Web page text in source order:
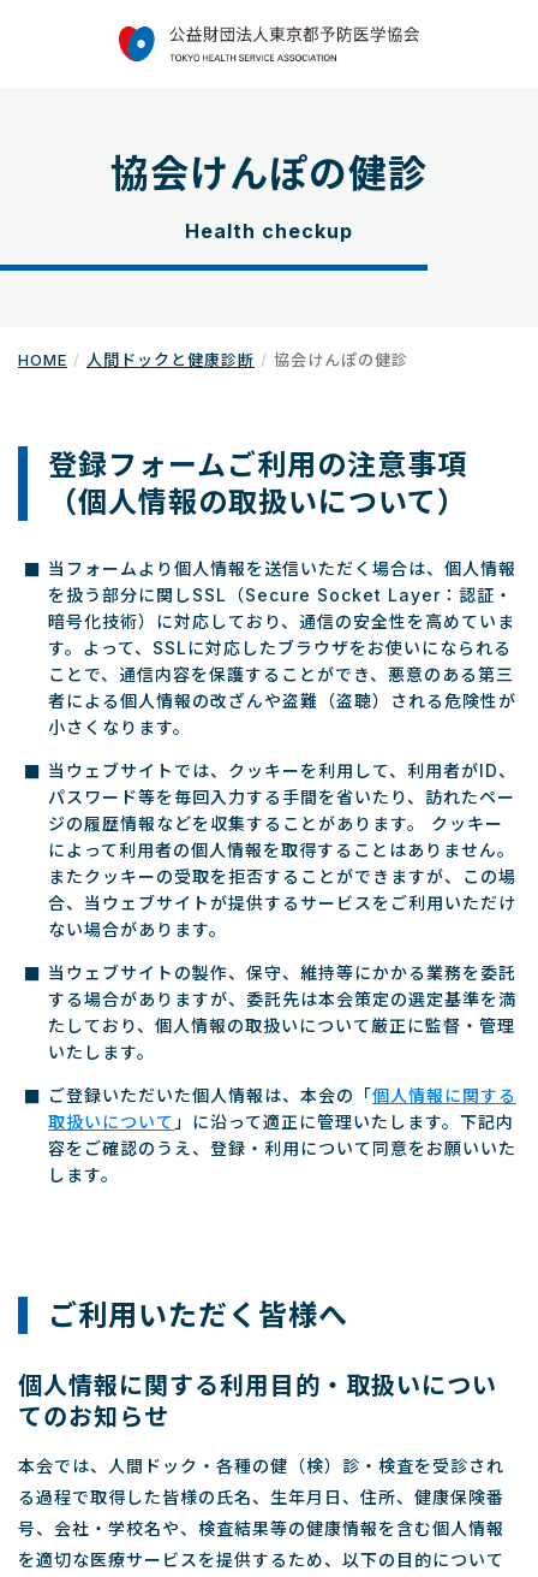
協会けんぽの健診
Health checkup
HOME 人間ドックと健康診断 協会けんぽの健診
登録フォームご利用の注意事項
（個人情報の取扱いについて）
当フォームより個人情報を送信いただく場合は、個人情報
を扱う部分に関しSSL（Secure Socket Layer：認証・
暗号化技術）に対応しており、通信の安全性を高めていま
す。よって、SSLに対応したブラウザをお使いになられる
ことで、通信内容を保護することができ、悪意のある第三
者による個人情報の改ざんや盗難（盗聴）される危険性が
小さくなります。
当ウェブサイトでは、クッキーを利用して、利用者がID、
パスワード等を毎回入力する手間を省いたり、訪れたペー
ジの履歴情報などを収集することがあります。 クッキー
によって利用者の個人情報を取得することはありません。
またクッキーの受取を拒否することができますが、この場
合、当ウェブサイトが提供するサービスをご利用いただけ
ない場合があります。
当ウェブサイトの製作、保守、維持等にかかる業務を委託
する場合がありますが、委託先は本会策定の選定基準を満
たしており、個人情報の取扱いについて厳正に監督・管理
いたします。
ご登録いただいた個人情報は、本会の「個人情報に関する
取扱いについて 」に沿って適正に管理いたします。下記内
容をご確認のうえ、登録・利用について同意をお願いいた
します。
ご利用いただく皆様へ
個人情報に関する利用目的・取扱いについ
てのお知らせ
本会では、人間ドック・各種の健（検）診・検査を受診され
る過程で取得した皆様の氏名、生年月日、住所、健康保険番
号、会社・学校名や、検査結果等の健康情報を含む個人情報
を適切な医療サービスを提供するため、以下の目的について